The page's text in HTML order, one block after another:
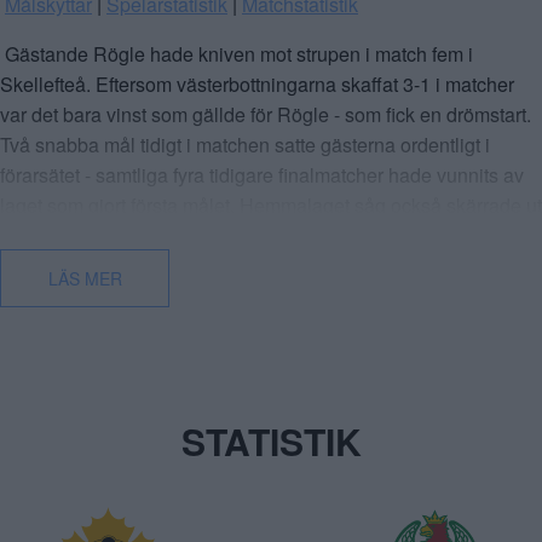
Skellefteå. Eftersom västerbottningarna skaffat 3-1 i matcher
var det bara vinst som gällde för Rögle - som fick en drömstart.
Två snabba mål tidigt i matchen satte gästerna ordentligt i
förarsätet - samtliga fyra tidigare finalmatcher hade vunnits av
kom dock ett nyckelmoment när Skellefteå fick powerplay, och
utdelning. Backen Viktor Grahn stod för en soloprestation fram
ordentligt. Det blev verkligen inte sämre när Oliver Okuliar
LÄS MER
STATISTIK